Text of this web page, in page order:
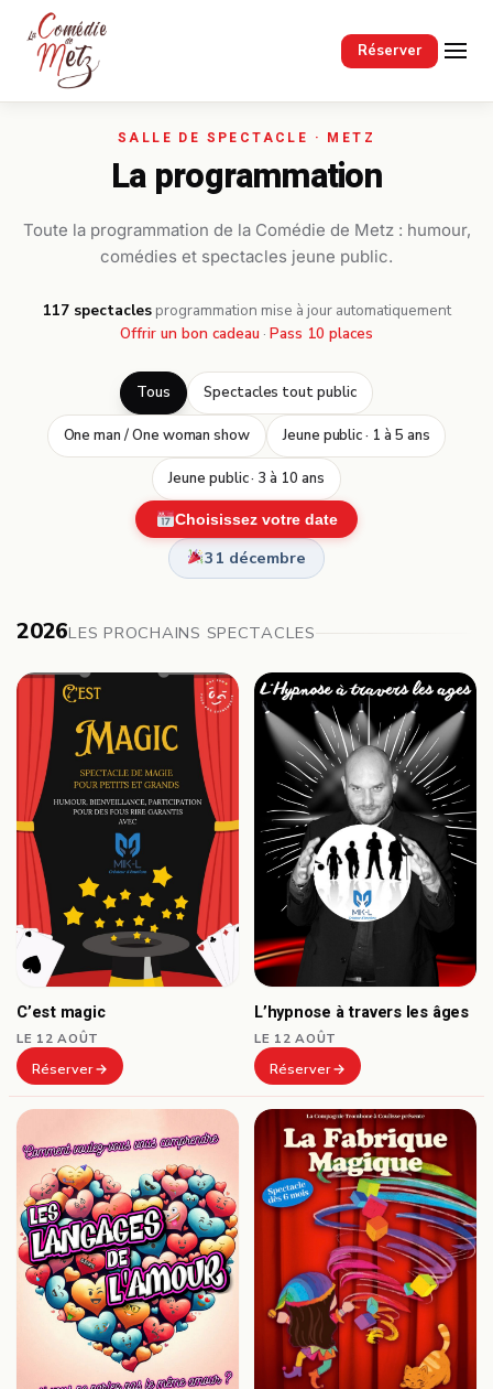
Réserver
Passer au contenu principal
La programmation
Toute la programmation de la Comédie de Metz : humour,
comédies et spectacles jeune public.
117 spectacles· programmation mise à jour automatiquement
Offrir un bon cadeau · Pass 10 places
Tous Spectacles tout public
One man / One woman show Jeune public · 1 à 5 ans
Jeune public · 3 à 10 ans
Choisissez votre date
31 décembre
2026LES PROCHAINS SPECTACLES
C’est magic
LE 12 AOÛT
Réserver
L’hypnose à travers les âges
LE 12 AOÛT
Réserver